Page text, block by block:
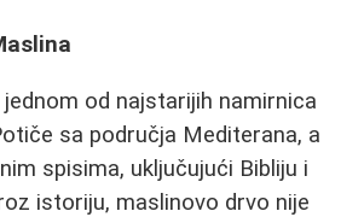
od najstarijih namirnica
sa područja Mediterana, a
spisima, uključujući Bibliju i
istoriju, maslinovo drvo nije